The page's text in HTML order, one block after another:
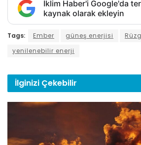
İklim Haber'i Google'da
kaynak olarak ekleyin
Tags: Ember güneş enerjisi
yenilenebilir enerji
İlginizi Çekebilir